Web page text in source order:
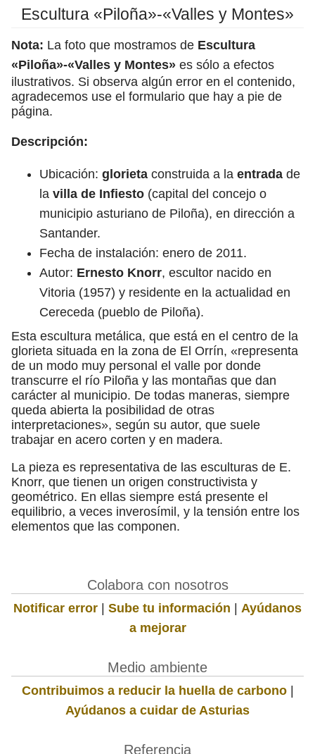
Escultura «Piloña»-«Valles y Montes»
Nota: La foto que mostramos de Escultura
«Piloña»-«Valles y Montes» es sólo a efectos
ilustrativos. Si observa algún error en el contenido,
agradecemos use el formulario que hay a pie de
página.
Descripción:
Ubicación: glorieta construida a la entrada de
la villa de Infiesto (capital del concejo o
municipio asturiano de Piloña), en dirección a
Santander.
Fecha de instalación: enero de 2011.
Autor: Ernesto Knorr, escultor nacido en
Vitoria (1957) y residente en la actualidad en
Cereceda (pueblo de Piloña).
Esta escultura metálica, que está en el centro de la
glorieta situada en la zona de El Orrín, «representa
de un modo muy personal el valle por donde
transcurre el río Piloña y las montañas que dan
carácter al municipio. De todas maneras, siempre
queda abierta la posibilidad de otras
interpretaciones», según su autor, que suele
trabajar en acero corten y en madera.
La pieza es representativa de las esculturas de E.
Knorr, que tienen un origen constructivista y
geométrico. En ellas siempre está presente el
equilibrio, a veces inverosímil, y la tensión entre los
elementos que las componen.
Colabora con nosotros
Notificar error | Sube tu información | Ayúdanos
a mejorar
Medio ambiente
Contribuimos a reducir la huella de carbono|
Ayúdanos a cuidar de Asturias
Referencia